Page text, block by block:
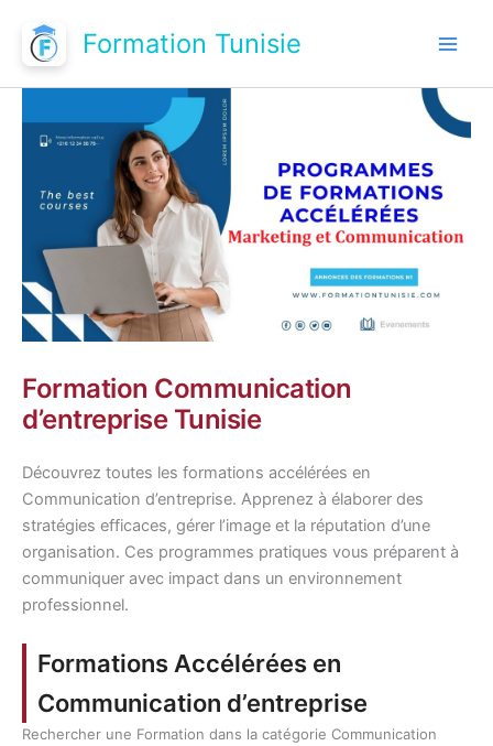
contenu
Formation Tunisie
Formation Communication
d’entreprise Tunisie
Découvrez toutes les formations accélérées en
Communication d’entreprise. Apprenez à élaborer des
stratégies efficaces, gérer l’image et la réputation d’une
organisation. Ces programmes pratiques vous préparent à
communiquer avec impact dans un environnement
professionnel.
Formations Accélérées en
Communication d’entreprise
Rechercher une Formation dans la catégorie Communication